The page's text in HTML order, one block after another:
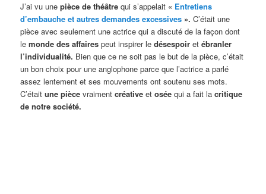
J’ai vu unepièce de théâtre qui s’appelait « Entretiens
d’embauche et autres demandes excessives ». C’était une
pièce avec seulement une actrice qui a discuté de la façon dont
lemonde des affaires peut inspirer ledésespoir etébranler
l’individualité. Bien que ce ne soit pas le but de la pièce, c’était
un bon choix pour une anglophone parce que l’actrice a parlé
assez lentement et ses mouvements ont soutenu ses mots.
C’étaitune pièce vraimentcréative etosée qui a fait lacritique
de notre société.